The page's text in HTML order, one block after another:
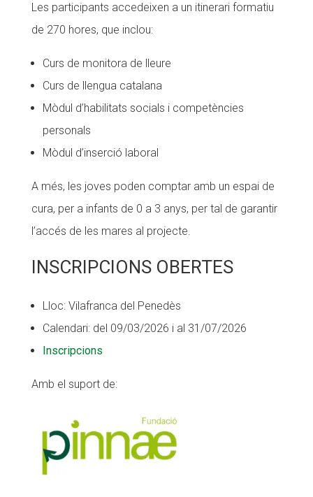
Les participants accedeixen a un itinerari formatiu
de 270 hores, que inclou:
Curs de monitora de lleure
Curs de llengua catalana
Mòdul d’habilitats socials i competències
personals
Mòdul d’inserció laboral
A més, les joves poden comptar amb un espai de
cura, per a infants de 0 a 3 anys, per tal de garantir
l’accés de les mares al projecte.
INSCRIPCIONS OBERTES
Lloc: Vilafranca del Penedès
Calendari: del 09/03/2026 i al 31/07/2026
Inscripcions
Amb el suport de: